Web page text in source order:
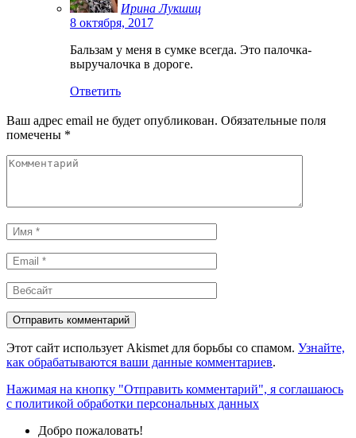
Ирина Лукшиц
8 октября, 2017
Бальзам у меня в сумке всегда. Это палочка-
выручалочка в дороге.
Ответить
Ваш адрес email не будет опубликован. Обязательные поля
помечены *
Комментарий
Имя
*
Email
*
Вебсайт
Этот сайт использует Akismet для борьбы со спамом. Узнайте,
как обрабатываются ваши данные комментариев.
Нажимая на кнопку "Отправить комментарий", я соглашаюсь
с политикой обработки персональных данных
Добро пожаловать!